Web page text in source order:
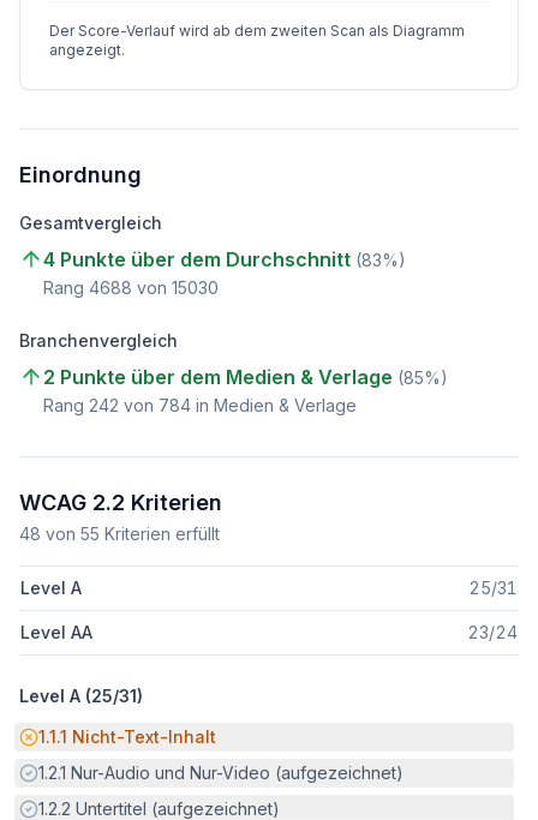
Der Score-Verlauf wird ab dem zweiten Scan als Diagramm
angezeigt.
Einordnung
Gesamtvergleich
4 Punkte über dem Durchschnitt (83%)
Rang 4688 von 15030
Branchenvergleich
2 Punkte über dem Medien & Verlage (85%)
Rang 242 von 784 in Medien & Verlage
WCAG 2.2 Kriterien
48 von 55 Kriterien erfüllt
Level A 25/31
Level AA 23/24
Level A (25/31)
Potenzielle Barriere:
1.1.1 Nicht-Text-Inhalt
Erfüllt:
1.2.1 Nur-Audio und Nur-Video (aufgezeichnet)
Erfüllt:
1.2.2 Untertitel (aufgezeichnet)